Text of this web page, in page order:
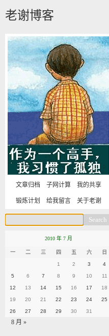
老谢博客
文章归档 子网计算 我的共享
锻炼计划 给我留言 关于老谢
2010 年 7 月
一 二 三 四 五 六 日
1 2 3 4
5 6 7 8 9 10 11
12 13 14 15 16 17 18
19 20 21 22 23 24 25
26 27 28 29 30 31
8 月 »